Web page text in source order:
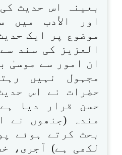
بعینہ اس حدیث
اور الأدب میں
موضوع پر ایک
العزیز کی سند
ان امور سے موسیٰ
مجہول نہیں
حضرات نے اس
حسن قرار دیا
مندہ (جنھوں نے
بحث کرتے ہوئے
لکھی ہے) آجری،